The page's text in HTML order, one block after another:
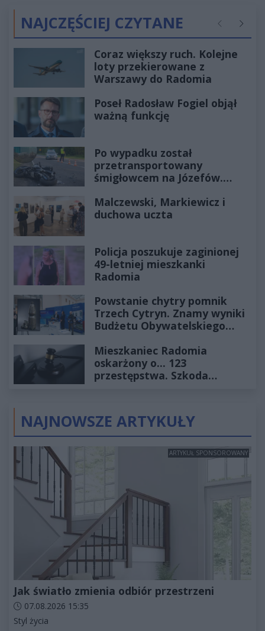
NAJCZĘŚCIEJ CZYTANE Poprzednie
Coraz większy ruch. Kolejne
loty przekierowane z
Warszawy do Radomia
Poseł Radosław Fogiel objął
ważną funkcję
Po wypadku został
przetransportowany
śmigłowcem na Józefów.
Malczewski, Markiewicz i
duchowa uczta
Policja poszukuje zaginionej
49-letniej mieszkanki
Radomia
Powstanie chytry pomnik
Trzech Cytryn. Znamy wyniki
Budżetu Obywatelskiego
Mieszkaniec Radomia
oskarżony o... 123
przestępstwa. Szkoda
NAJNOWSZE ARTYKUŁY
ARTYKUŁ SPONSOROWANY
Jak światło zmienia odbiór przestrzeni
Data dodania artykułu:
07.08.2026 15:35
Kategorie artykułu:
Styl życia